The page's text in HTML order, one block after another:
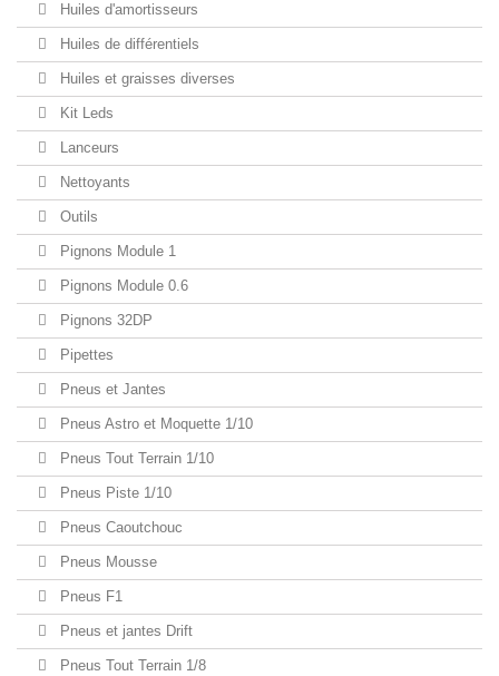
Huiles d'amortisseurs
Huiles de différentiels
Huiles et graisses diverses
Kit Leds
Lanceurs
Nettoyants
Outils
Pignons Module 1
Pignons Module 0.6
Pignons 32DP
Pipettes
Pneus et Jantes
Pneus Astro et Moquette 1/10
Pneus Tout Terrain 1/10
Pneus Piste 1/10
Pneus Caoutchouc
Pneus Mousse
Pneus F1
Pneus et jantes Drift
Pneus Tout Terrain 1/8